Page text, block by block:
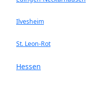
Ilvesheim
St. Leon-Rot
Hessen